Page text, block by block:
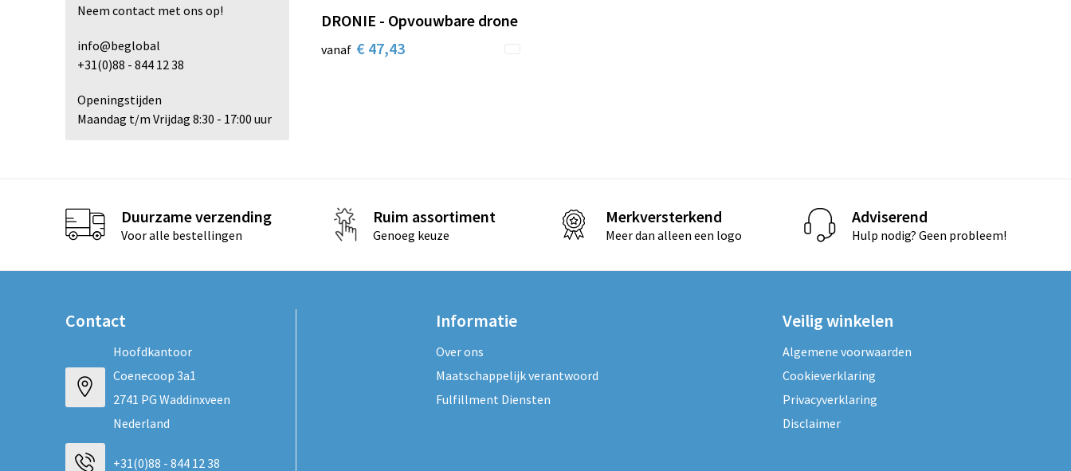
Neem contact met ons op!
info@beglobal
+31(0)88 - 844 12 38
Openingstijden
Maandag t/m Vrijdag 8:30 - 17:00 uur
DRONIE - Opvouwbare drone
vanaf € 47,43
Duurzame verzending
Voor alle bestellingen
Ruim assortiment
Genoeg keuze
Merkversterkend
Meer dan alleen een logo
Adviserend
Hulp nodig? Geen probleem!
Contact
Hoofdkantoor
Coenecoop 3a1
2741 PG Waddinxveen
Nederland
+31(0)88 - 844 12 38
Informatie
Over ons
Maatschappelijk verantwoord
Fulfillment Diensten
Veilig winkelen
Algemene voorwaarden
Cookieverklaring
Privacyverklaring
Disclaimer